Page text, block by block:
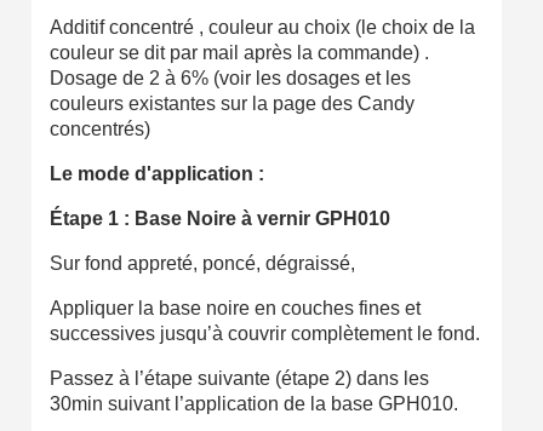
Additif concentré , couleur au choix (le choix de la
couleur se dit par mail après la commande) .
Dosage de 2 à 6% (voir les dosages et les
couleurs existantes sur la page des Candy
concentrés)
Le mode d'application :
Étape 1 : Base Noire à vernir GPH010
Sur fond appreté, poncé, dégraissé,
Appliquer la base noire en couches fines et
successives jusqu’à couvrir complètement le fond.
Passez à l’étape suivante (étape 2) dans les
30min suivant l’application de la base GPH010.